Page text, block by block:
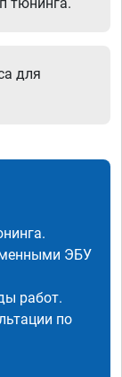
для
ЭБУ
работ.
по